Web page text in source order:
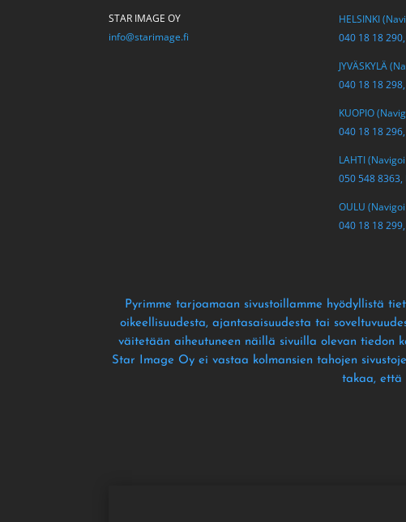
STAR IMAGE OY
info@starimage.fi
HELSINKI
040 18 18 290,
JYVÄSKYLÄ
040 18 18 298,
KUOPIO
040 18 18 296,
LAHTI
050 548 8363,
OULU
040 18 18 299,
Pyrimme tarjoamaan sivustoillamme hyödyllistä
oikeellisuudesta, ajantasaisuudesta tai
väitetään aiheutuneen näillä sivuilla olevan tiedon
Star Image Oy ei vastaa kolmansien tahojen
takaa, että